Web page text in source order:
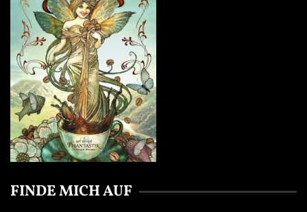
FINDE MICH AUF